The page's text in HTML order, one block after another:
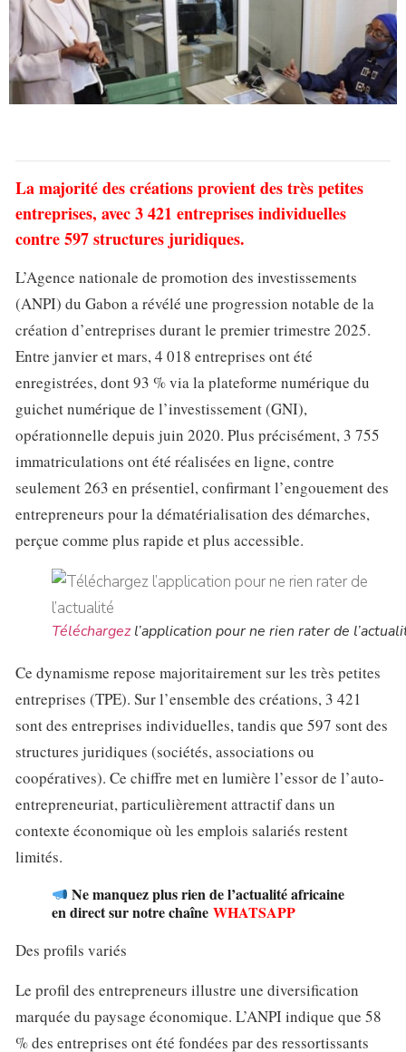
La majorité des créations provient des très petites
entreprises, avec 3 421 entreprises individuelles
contre 597 structures juridiques.
L’Agence nationale de promotion des investissements
(ANPI) du Gabon a révélé une progression notable de la
création d’entreprises durant le premier trimestre 2025.
Entre janvier et mars, 4 018 entreprises ont été
enregistrées, dont 93 % via la plateforme numérique du
guichet numérique de l’investissement (GNI),
opérationnelle depuis juin 2020. Plus précisément, 3 755
immatriculations ont été réalisées en ligne, contre
seulement 263 en présentiel, confirmant l’engouement des
entrepreneurs pour la dématérialisation des démarches,
perçue comme plus rapide et plus accessible.
Téléchargezl’application pour ne rien rater de
Ce dynamisme repose majoritairement sur les très petites
entreprises (TPE). Sur l’ensemble des créations, 3 421
sont des entreprises individuelles, tandis que 597 sont des
structures juridiques (sociétés, associations ou
coopératives). Ce chiffre met en lumière l’essor de l’auto-
entrepreneuriat, particulièrement attractif dans un
contexte économique où les emplois salariés restent
limités.
Ne manquez plus rien de l’actualité africaine
en direct sur notre chaîne WHATSAPP
Des profils variés
Le profil des entrepreneurs illustre une diversification
marquée du paysage économique. L’ANPI indique que 58
% des entreprises ont été fondées par des ressortissants